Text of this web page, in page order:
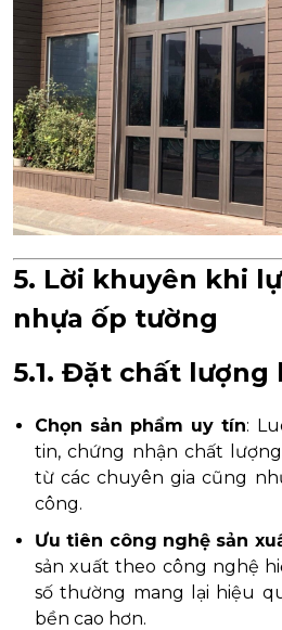
5. Lời khuyên khi
nhựa ốp tường
5.1. Đặt chất lượng
Chọn sản phẩm uy tín:
tin, chứng nhận chất
từ các chuyên gia cũng
công.
Ưu tiên công nghệ sản
sản xuất theo công nghệ
số thường mang lại hiệu
bền cao hơn.